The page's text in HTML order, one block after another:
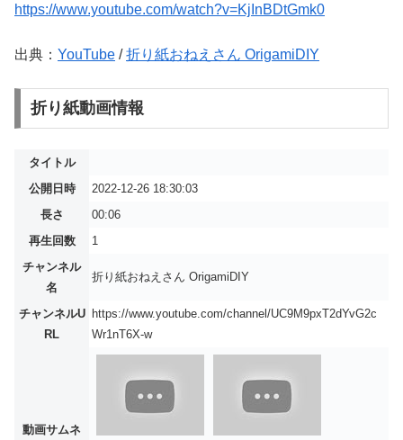
https://www.youtube.com/watch?v=KjInBDtGmk0
出典： YouTube /折り紙おねえさん OrigamiDIY
折り紙動画情報
タイトル
公開日時
2022-12-26 18:30:03
長さ
00:06
再生回数
1
チャンネル
名
折り紙おねえさん OrigamiDIY
チャンネルU
RL
https://www.youtube.com/channel/UC9M9pxT2dYvG2c
Wr1nT6X-w
動画サムネ